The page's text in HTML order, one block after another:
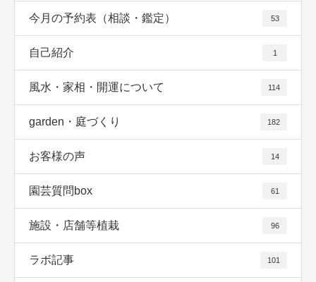
今月の予約表（相談・鑑定） 53
自己紹介 1
風水・家相・開運について 114
garden・庭づくり 182
お客様の声 14
園芸質問box 61
施設・店舗等植栽 96
ラボ記事 101